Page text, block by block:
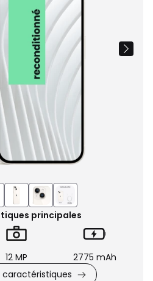
produit
principales
12 MP
2775 mAh